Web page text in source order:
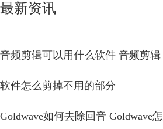
最新资讯
音频剪辑可以用什么软件 音频剪辑
软件怎么剪掉不用的部分
Goldwave如何去除回音 Goldwave怎